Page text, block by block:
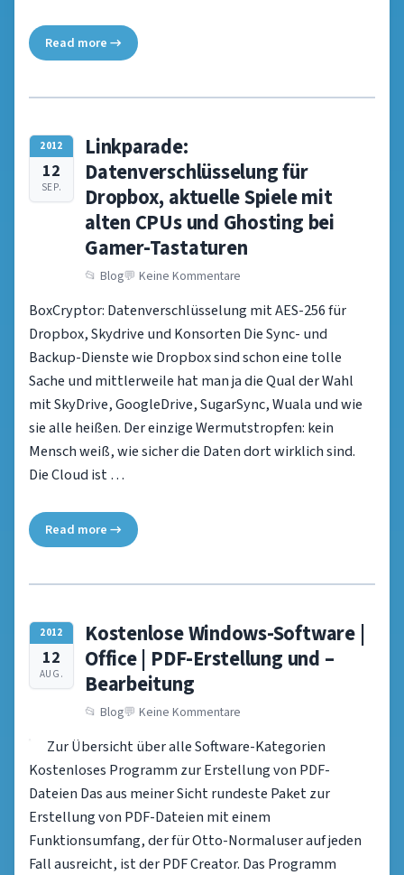
Read more →
2012
12
SEP.
Linkparade:
Datenverschlüsselung für
Dropbox, aktuelle Spiele mit
alten CPUs und Ghosting bei
Gamer-Tastaturen
Blog Keine Kommentare
BoxCryptor: Datenverschlüsselung mit AES-256 für
Dropbox, Skydrive und Konsorten Die Sync- und
Backup-Dienste wie Dropbox sind schon eine tolle
Sache und mittlerweile hat man ja die Qual der Wahl
mit SkyDrive, GoogleDrive, SugarSync, Wuala und wie
sie alle heißen. Der einzige Wermutstropfen: kein
Mensch weiß, wie sicher die Daten dort wirklich sind.
Die Cloud ist …
Read more →
2012
12
AUG.
Kostenlose Windows-Software |
Office | PDF-Erstellung und –
Bearbeitung
Blog Keine Kommentare
Zur Übersicht über alle Software-Kategorien
Kostenloses Programm zur Erstellung von PDF-
Dateien Das aus meiner Sicht rundeste Paket zur
Erstellung von PDF-Dateien mit einem
Funktionsumfang, der für Otto-Normaluser auf jeden
Fall ausreicht, ist der PDF Creator. Das Programm